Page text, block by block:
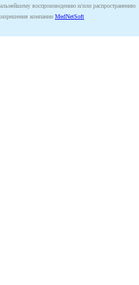
воспроизведению и/или распространению
компании MedNetSoft